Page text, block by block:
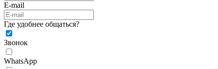
E-mail
Где удобнее общаться?
Звонок
WhatsApp